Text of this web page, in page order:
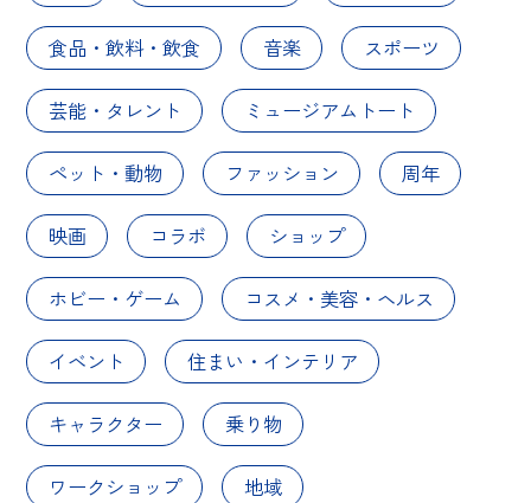
食品・飲料・飲食 音楽 スポーツ
芸能・タレント ミュージアムトート
ペット・動物 ファッション 周年
映画 コラボ ショップ
ホビー・ゲーム コスメ・美容・ヘルス
イベント 住まい・インテリア
キャラクター 乗り物
ワークショップ 地域